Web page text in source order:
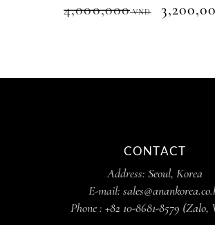
4,000,000VNĐ
CONTACT
Address: Seoul, Korea
E-mail:
Phone : +82 10-8681-8579 (Zalo,